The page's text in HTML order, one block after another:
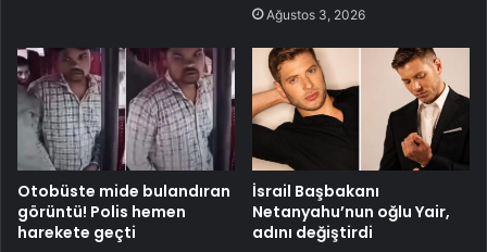
Ağustos 3, 2026
Otobüste mide bulandıran
görüntü! Polis hemen
harekete geçti
İsrail Başbakanı
Netanyahu’nun oğlu Yair,
adını değiştirdi